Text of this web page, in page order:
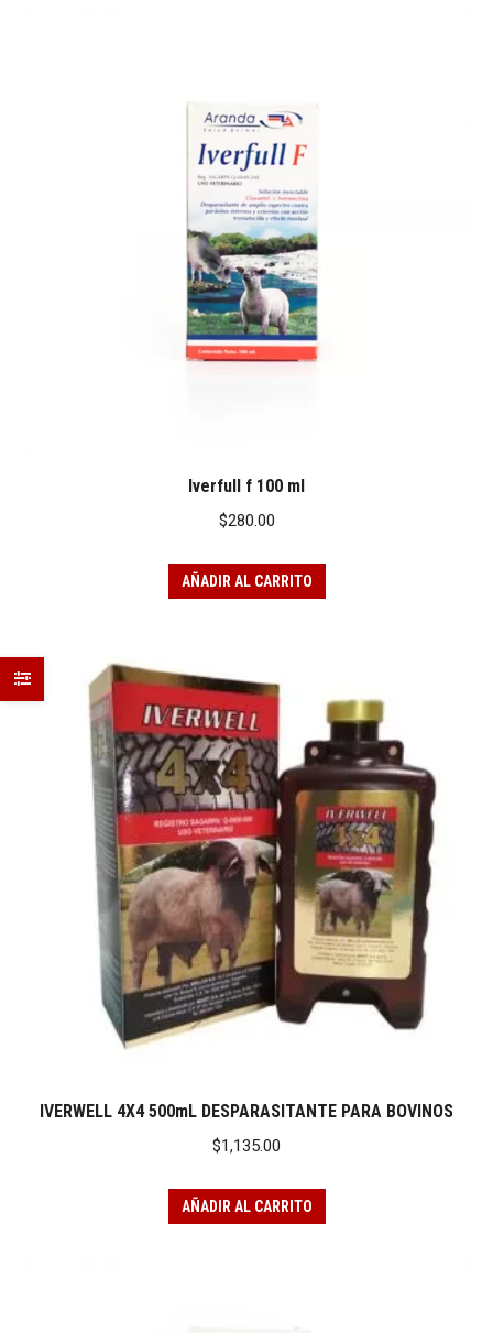
Iverfull f 100 ml
$280.00
AÑADIR AL CARRITO
IVERWELL 4X4 500mL DESPARASITANTE PARA BOVINOS
$1,135.00
AÑADIR AL CARRITO